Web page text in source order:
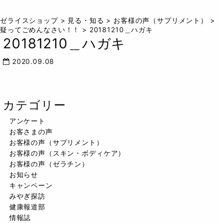
ゼライスショップ> 見る・知る > お客様の声（サプリメント）
>
疑ってごめんなさい！！
> 20181210＿ハガキ
20181210＿ハガキ
2020.09.08
カテゴリー
アンケート
お客さまの声
お客様の声（サプリメント）
お客様の声（スキン・ボディケア）
お客様の声（ゼラチン）
お知らせ
キャンペーン
みやぎ探訪
健康報道部
情報誌